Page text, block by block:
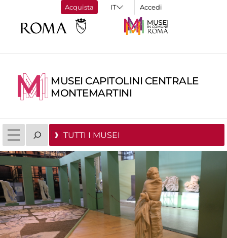
Acquista Accedi
MUSEI CAPITOLINI CENTRALE
MONTEMARTINI
TUTTI I MUSEI